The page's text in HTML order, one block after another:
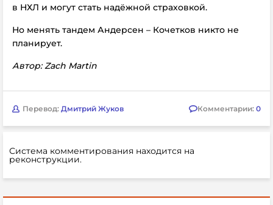
в НХЛ и могут стать надёжной страховкой.
Но менять тандем Андерсен – Кочетков никто не
планирует.
Автор: Zach Martin
Перевод: Дмитрий Жуков Комментарии: 0
Система комментирования находится на
реконструкции.